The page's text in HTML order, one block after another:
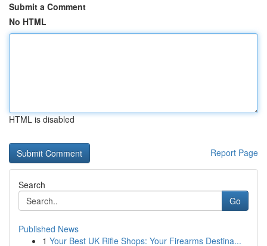
Submit a Comment
No HTML
HTML is disabled
Report Page
Search
Go
Published News
1 Your Best UK Rifle Shops: Your Firearms Destina...